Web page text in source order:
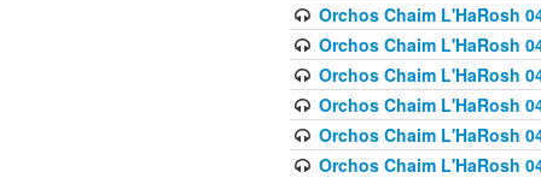
Orchos Chaim L'HaRosh
Orchos Chaim L'HaRosh
Orchos Chaim L'HaRosh
Orchos Chaim L'HaRosh
Orchos Chaim L'HaRosh
Orchos Chaim L'HaRosh